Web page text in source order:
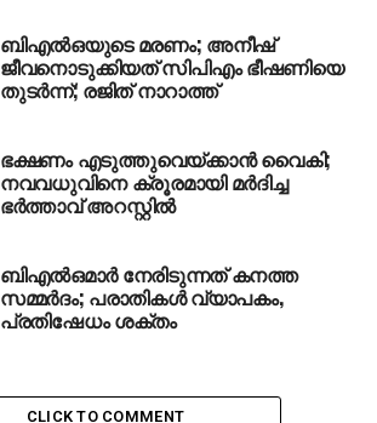
ബിഎല്‍ഒയുടെ മരണം; അനീഷ്
ജീവനൊടുക്കിയത് സിപിഎം ഭീഷണിയെ
തുടര്‍ന്ന്; രജിത് നാറാത്ത്
ഭക്ഷണം എടുത്തുവെയ്ക്കാന്‍ വൈകി;
നവവധുവിനെ ക്രൂരമായി മര്‍ദിച്ച
ഭര്‍ത്താവ് അറസ്റ്റില്‍
ബിഎല്‍ഒമാര്‍ നേരിടുന്നത് കനത്ത
സമ്മര്‍ദം; പരാതികള്‍ വ്യാപകം,
പ്രതിഷേധം ശക്തം
CLICK TO COMMENT